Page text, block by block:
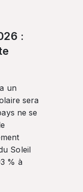
:
un
sera
ne se
Soleil
% à